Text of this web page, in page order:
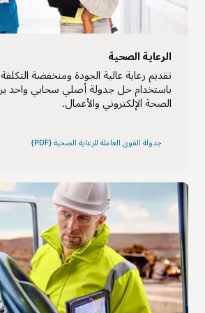
الرعاية الصحية
تقديم رعاية عالية الجودة ومنخفضة
باستخدام حل جدولة أصلي سحابي واحد
الصحة الإلكتروني والأعمال.
جدولة القوى العاملة للرعاية الصحية (PDF)